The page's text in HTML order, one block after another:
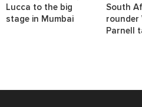
Lucca to the big
stage in Mumbai
South
rounder
Parnell